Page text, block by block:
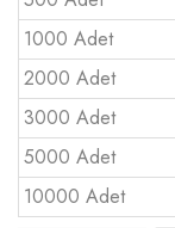
1000 Adet
2000 Adet
3000 Adet
5000 Adet
10000 Adet